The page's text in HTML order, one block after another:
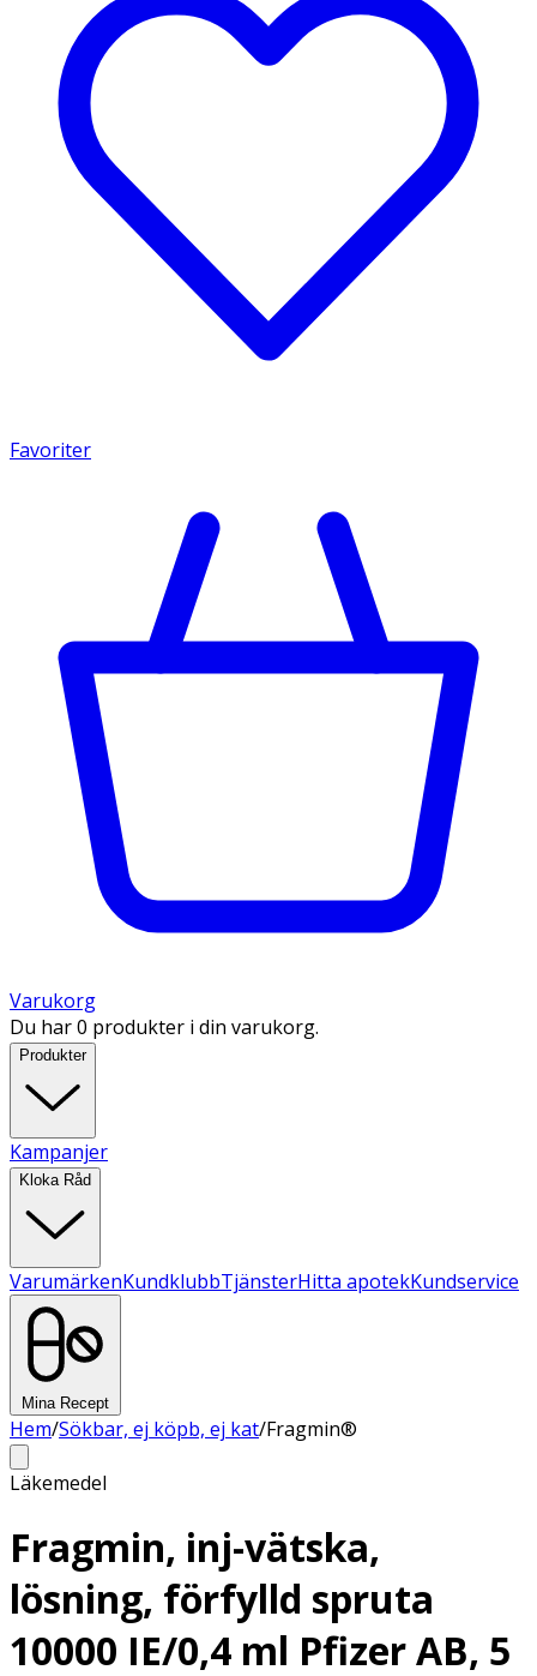
Favoriter
Varukorg
Du har 0 produkter i din varukorg.
Produkter
Kampanjer
Kloka Råd
VarumärkenKundklubbTjänsterHitta apotekKundservice
Mina Recept
Hem/Sökbar, ej köpb, ej kat/Fragmin®
Läkemedel
Fragmin, inj-vätska,
lösning, förfylld spruta
10000 IE/0,4 ml Pfizer AB, 5